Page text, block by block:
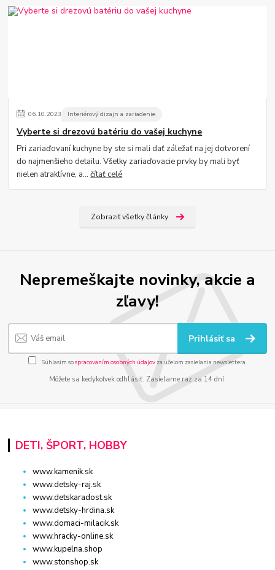
06.10.2023 Interiérový dizajn a zariadenie
Vyberte si drezovú batériu do vašej kuchyne
Pri zariaďovaní kuchyne by ste si mali dať záležať na jej dotvorení
do najmenšieho detailu. Všetky zariaďovacie prvky by mali byť
nielen atraktívne, a...čítať celé
Zobraziť všetky články
Nepremeškajte novinky, akcie a
zľavy!
Prihlásiť sa
Súhlasím sospracovaním osobných údajov za účelom zasielania newslettera.
Môžete sa kedykoľvek odhlásiť. Zasielame raz za 14 dní.
DETI, ŠPORT, HOBBY
www.kamenik.sk
www.detsky-raj.sk
www.detskaradost.sk
www.detsky-hrdina.sk
www.domaci-milacik.sk
www.hracky-online.sk
www.kupelna.shop
www.stonshop.sk